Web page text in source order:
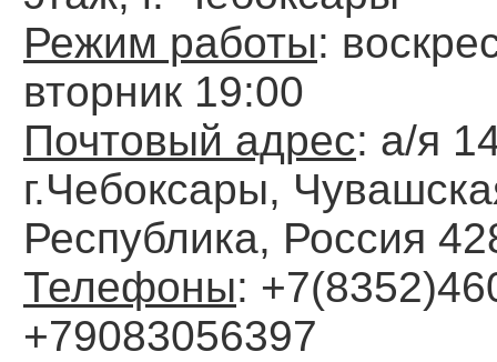
Режим работы:
вторник 19:00
Почтовый адрес: а/я
г.Чебоксары,
Республика, Россия
Телефоны:
+79083056397